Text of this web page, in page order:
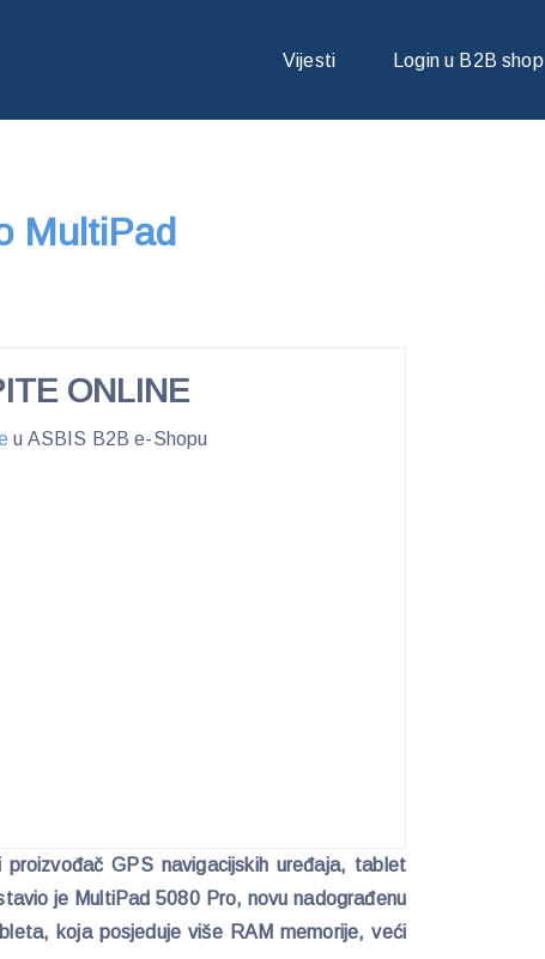
Vijesti Login u B2B shop
MULTIPAD PMP5080PRO
MultiPad
ONLINE
u ASBIS B2B e-Shopu
proizvođač GPS navigacijskih uređaja, tablet
je MultiPad 5080 Pro, novu nadograđenu
koja posjeduje više RAM memorije, veći